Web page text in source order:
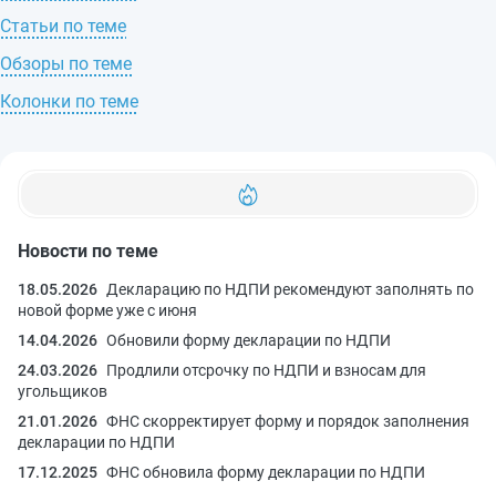
Новости по теме
18.05.2026 Декларацию по НДПИ рекомендуют заполнять по
новой форме уже с июня
14.04.2026 Обновили форму декларации по НДПИ
24.03.2026 Продлили отсрочку по НДПИ и взносам для
угольщиков
21.01.2026 ФНС скорректирует форму и порядок заполнения
декларации по НДПИ
17.12.2025 ФНС обновила форму декларации по НДПИ
Статьи по теме
Обзоры по теме
Колонки по теме